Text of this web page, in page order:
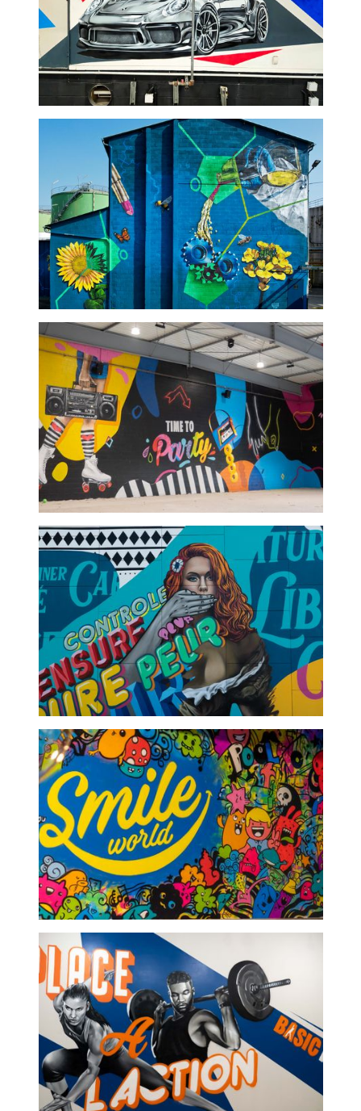
Graffeur fresque garage
porshe
Oléon - fresque murale
extérieur
Roller's factory - graffeur
Hommage samuel paty -
fresque murale extérieur
Smile world - fresque